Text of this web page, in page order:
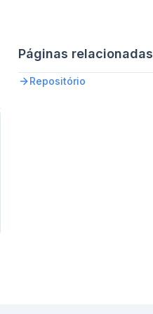
Páginas relacionadas
Repositório